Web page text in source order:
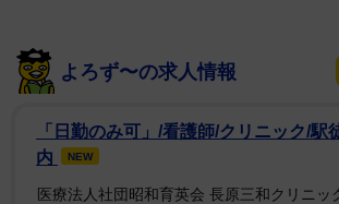
よろず〜の求人情報
「日勤のみ可」/看護師/クリニック/駅
内
NEW
医療法人社団昭和育英会 長原三和クリニッ